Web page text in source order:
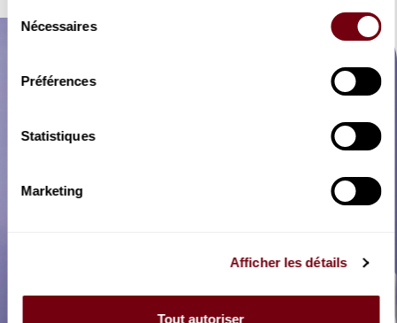
Nécessaires
Préférences
Statistiques
Marketing
Afficher les détails
Tout autoriser